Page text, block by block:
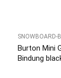
SNOWBOARD-
Burton Mini
Bindung